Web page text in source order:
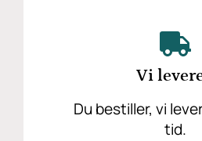
Vi
Du bestiller, vi
tid.